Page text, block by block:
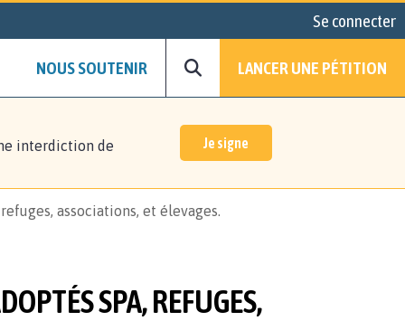
Se connecter
NOUS SOUTENIR LANCER UNE PÉTITION
interdiction de
Je signe
associations, et élevages.
SPA, REFUGES,